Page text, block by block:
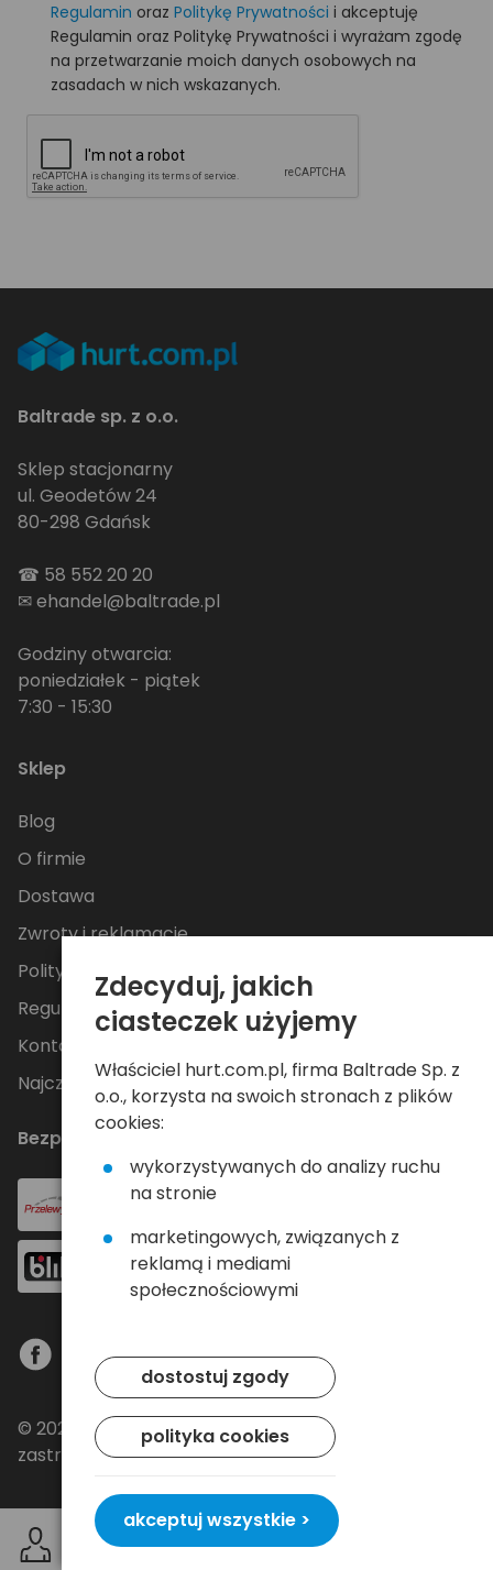
Regulamin oraz Politykę Prywatności i akceptuję
Regulamin oraz Politykę Prywatności i wyrażam zgodę
na przetwarzanie moich danych osobowych na
zasadach w nich wskazanych.
Baltrade sp. z o.o.
Sklep stacjonarny
ul. Geodetów 24
80-298 Gdańsk
☎ 58 552 20 20
✉ehandel@baltrade.pl
Godziny otwarcia:
poniedziałek - piątek
7:30 - 15:30
Sklep
Blog
O firmie
Dostawa
Zwroty i reklamacje
Polityka Prywatności
Regulamin
Kontakt
Najczęściej zadawane pytania
Bezpieczne płatności
© 2024 Baltrade sp. z o.o. - Wszelkie prawa
zastrzeżone.
Zdecyduj, jakich
ciasteczek użyjemy
Właściciel hurt.com.pl, firma Baltrade Sp. z
o.o., korzysta na swoich stronach z plików
cookies:
wykorzystywanych do analizy ruchu
na stronie
marketingowych, związanych z
reklamą i mediami
społecznościowymi
dostostuj zgody
polityka cookies
akceptuj wszystkie >